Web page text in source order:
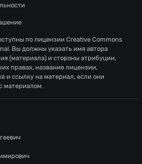
по лицензии Creative Commons
. Вы должны указать имя автора
(материала) и стороны атрибуции,
правах, название лицензии,
и ссылку на материал, если они
материалом.